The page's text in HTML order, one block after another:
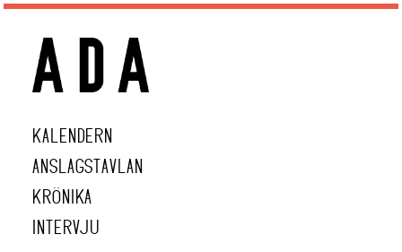
KALENDERN
ANSLAGSTAVLAN
KRÖNIKA
INTERVJU